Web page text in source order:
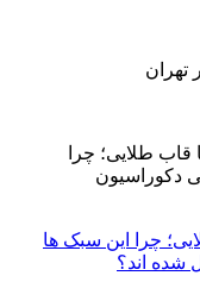
چرا این سبک ها
شده اند؟